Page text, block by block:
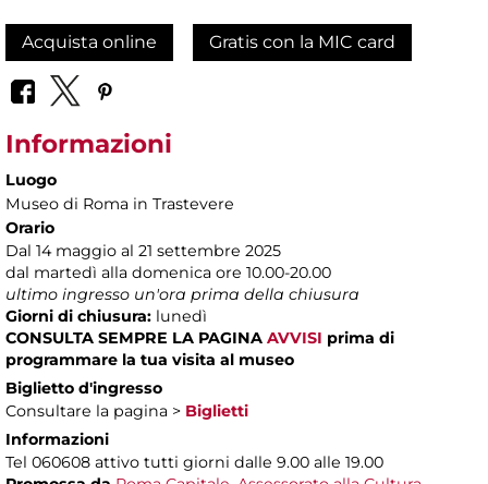
Acquista online Gratis con la MIC card
Informazioni
Luogo
Museo di Roma in Trastevere
Orario
Dal 14 maggio al 21 settembre 2025
dal martedì alla domenica ore 10.00-20.00
ultimo ingresso un'ora prima della chiusura
Giorni di chiusura: lunedì
CONSULTA SEMPRE LA PAGINA AVVISI prima di
programmare la tua visita al museo
Biglietto d'ingresso
Consultare la pagina > Biglietti
Informazioni
Tel 060608 attivo tutti giorni dalle 9.00 alle 19.00